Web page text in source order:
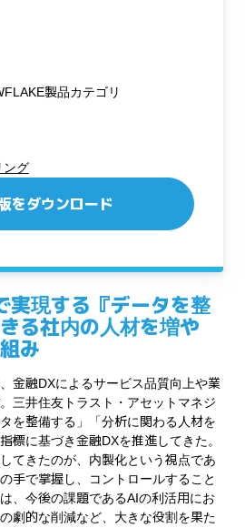
製品カテゴリ
ング
をダウンロード
現する『データを整
る社内の人材を増や
み
金融DXによるサービス品質向上や業
三井住友トラスト・アセットマネジ
を整備する」「分析に関わる人材を
標に基づき金融DXを推進してきた。
てきたのが、内製化という視点であ
手で掌握し、コントロールすること
、今後の課題であるAIの利活用にお
劇的な削減など、大きな役割を果た